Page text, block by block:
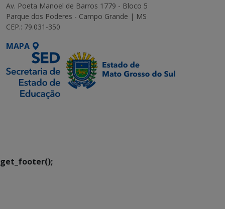
Av. Poeta Manoel de Barros 1779 - Bloco 5
Parque dos Poderes - Campo Grande | MS
CEP.: 79.031-350
MAPA
get_footer();